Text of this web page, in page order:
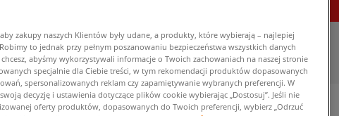
zakupy naszych Klientów były udane, a produkty, które wybierają – najlepiej
to jednak przy pełnym poszanowaniu bezpieczeństwa wszystkich danych
abyśmy wykorzystywali informacje o Twoich zachowaniach na naszej stronie
specjalnie dla Ciebie treści, w tym rekomendacji produktów dopasowanych
spersonalizowanych reklam czy zapamiętywanie wybranych preferencji. W
decyzję i ustawienia dotyczące plików cookie wybierając „Dostosuj”. Jeśli nie
oferty produktów, dopasowanych do Twoich preferencji, wybierz „Odrzuć